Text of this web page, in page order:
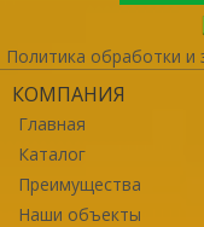
Политика обработки
КОМПАНИЯ
Главная
Каталог
Преимущества
Наши объекты